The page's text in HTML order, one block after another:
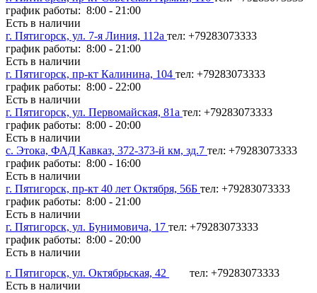
график работы: 8:00 - 21:00
Есть в наличии
г. Пятигорск, ул. 7-я Линия, 112а тел: +79283073333
график работы: 8:00 - 21:00
Есть в наличии
г. Пятигорск, пр-кт Калинина, 104 тел: +79283073333
график работы: 8:00 - 22:00
Есть в наличии
г. Пятигорск, ул. Первомайская, 81а тел: +79283073333
график работы: 8:00 - 20:00
Есть в наличии
с. Этока, ФАД Кавказ, 372-373-й км, зд.7 тел: +79283073333
график работы: 8:00 - 16:00
Есть в наличии
г. Пятигорск, пр-кт 40 лет Октября, 56Б тел: +79283073333
график работы: 8:00 - 21:00
Есть в наличии
г. Пятигорск, ул. Бунимовича, 17 тел: +79283073333
график работы: 8:00 - 20:00
Есть в наличии
г. Пятигорск, ул. Октябрьская, 42
тел: +79283073333
Есть в наличии